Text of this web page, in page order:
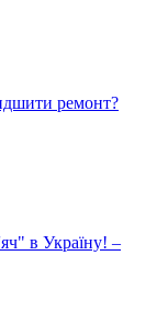
ремонт?
в Україну! –